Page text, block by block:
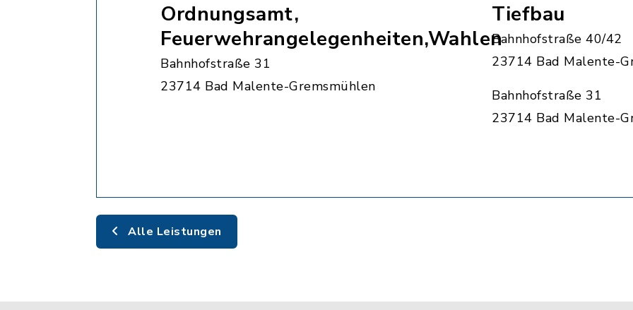
Ordnungsamt,
Feuerwehrangelegenheiten,Wahlen
Bahnhofstraße 31
23714 Bad Malente-Gremsmühlen
Tiefbau
Bahnhofstraße 40/42
23714 Bad Malente-
Bahnhofstraße 31
23714 Bad Malente-
Alle Leistungen